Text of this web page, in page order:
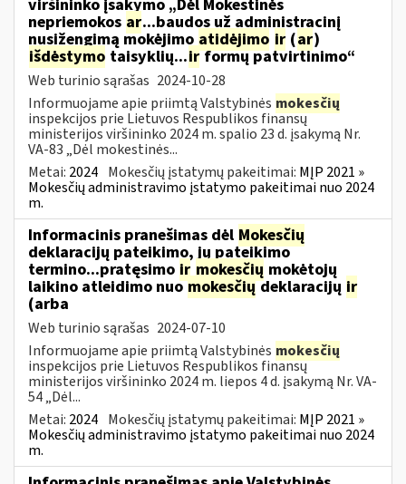
viršininko įsakymo „Dėl Mokestinės
nepriemokos ar...baudos už administracinį
nusižengimą mokėjimo atidėjimo ir (ar)
išdėstymo taisyklių...irformų patvirtinimo“
Web turinio sąrašas 2024-10-28
Informuojame apie priimtą Valstybinės mokesčių
inspekcijos prie Lietuvos Respublikos finansų
ministerijos viršininko 2024 m. spalio 23 d. įsakymą Nr.
VA-83 „Dėl mokestinės...
Metai: 2024 Mokesčių įstatymų pakeitimai: MĮP 2021 »
Mokesčių administravimo įstatymo pakeitimai nuo 2024
m.
Informacinis pranešimas dėl Mokesčių
deklaracijų pateikimo, jų pateikimo
termino...pratęsimo ir mokesčių mokėtojų
laikino atleidimo nuomokesčiųdeklaracijų ir
(arba
Web turinio sąrašas 2024-07-10
Informuojame apie priimtą Valstybinės mokesčių
inspekcijos prie Lietuvos Respublikos finansų
ministerijos viršininko 2024 m. liepos 4 d. įsakymą Nr. VA-
54 „Dėl...
Metai: 2024 Mokesčių įstatymų pakeitimai: MĮP 2021 »
Mokesčių administravimo įstatymo pakeitimai nuo 2024
m.